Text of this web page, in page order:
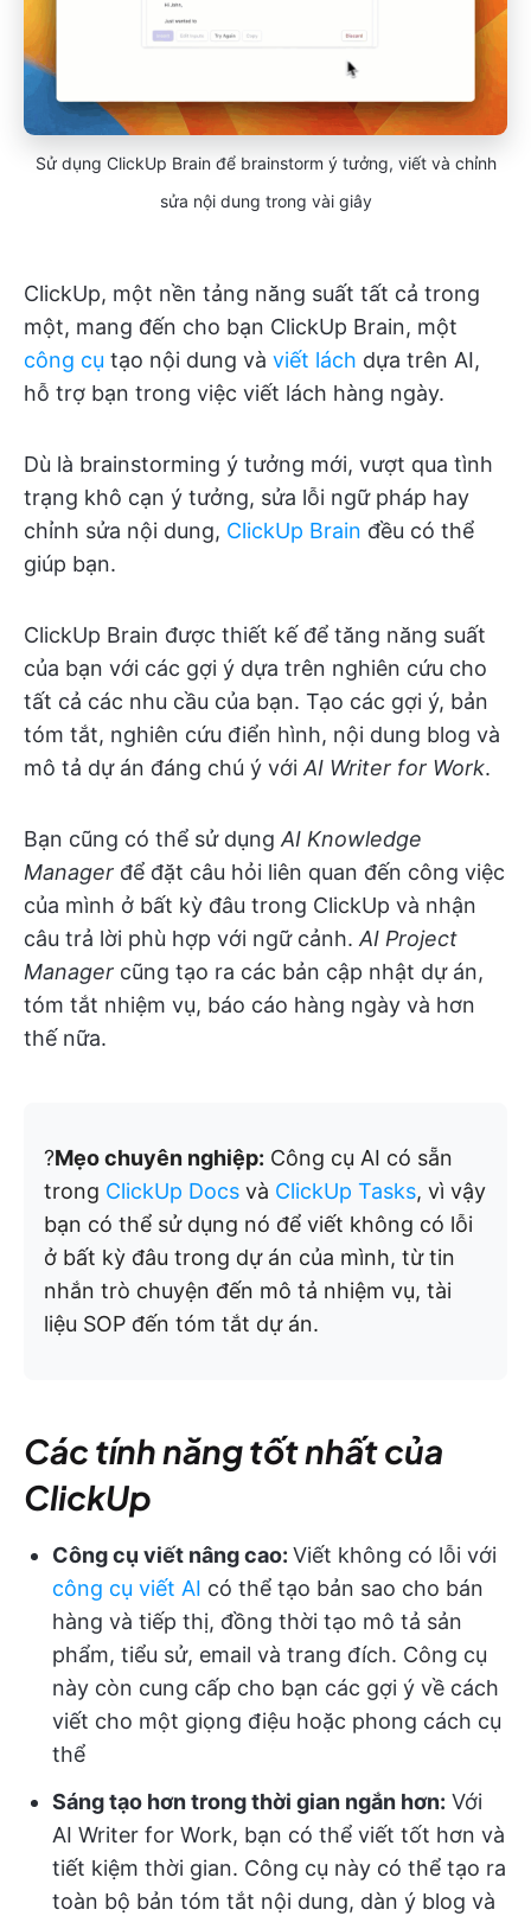
Sử dụng ClickUp Brain để brainstorm ý tưởng, viết và chỉnh
sửa nội dung trong vài giây
ClickUp, một nền tảng năng suất tất cả trong
một, mang đến cho bạn ClickUp Brain, một
công cụ tạo nội dung và viết lách dựa trên AI,
hỗ trợ bạn trong việc viết lách hàng ngày.
Dù là brainstorming ý tưởng mới, vượt qua tình
trạng khô cạn ý tưởng, sửa lỗi ngữ pháp hay
chỉnh sửa nội dung, ClickUp Brain đều có thể
giúp bạn.
ClickUp Brain được thiết kế để tăng năng suất
của bạn với các gợi ý dựa trên nghiên cứu cho
tất cả các nhu cầu của bạn. Tạo các gợi ý, bản
tóm tắt, nghiên cứu điển hình, nội dung blog và
mô tả dự án đáng chú ý với AI Writer for Work.
Bạn cũng có thể sử dụng AI Knowledge
Manager để đặt câu hỏi liên quan đến công việc
của mình ở bất kỳ đâu trong ClickUp và nhận
câu trả lời phù hợp với ngữ cảnh. AI Project
Manager cũng tạo ra các bản cập nhật dự án,
tóm tắt nhiệm vụ, báo cáo hàng ngày và hơn
thế nữa.
?Mẹo chuyên nghiệp: Công cụ AI có sẵn
trong ClickUp Docs và ClickUp Tasks, vì vậy
bạn có thể sử dụng nó để viết không có lỗi
ở bất kỳ đâu trong dự án của mình, từ tin
nhắn trò chuyện đến mô tả nhiệm vụ, tài
liệu SOP đến tóm tắt dự án.
Các tính năng tốt nhất của
ClickUp
Công cụ viết nâng cao: Viết không có lỗi với
công cụ viết AI có thể tạo bản sao cho bán
hàng và tiếp thị, đồng thời tạo mô tả sản
phẩm, tiểu sử, email và trang đích. Công cụ
này còn cung cấp cho bạn các gợi ý về cách
viết cho một giọng điệu hoặc phong cách cụ
thể
Sáng tạo hơn trong thời gian ngắn hơn: Với
AI Writer for Work, bạn có thể viết tốt hơn và
tiết kiệm thời gian. Công cụ này có thể tạo ra
toàn bộ bản tóm tắt nội dung, dàn ý blog và